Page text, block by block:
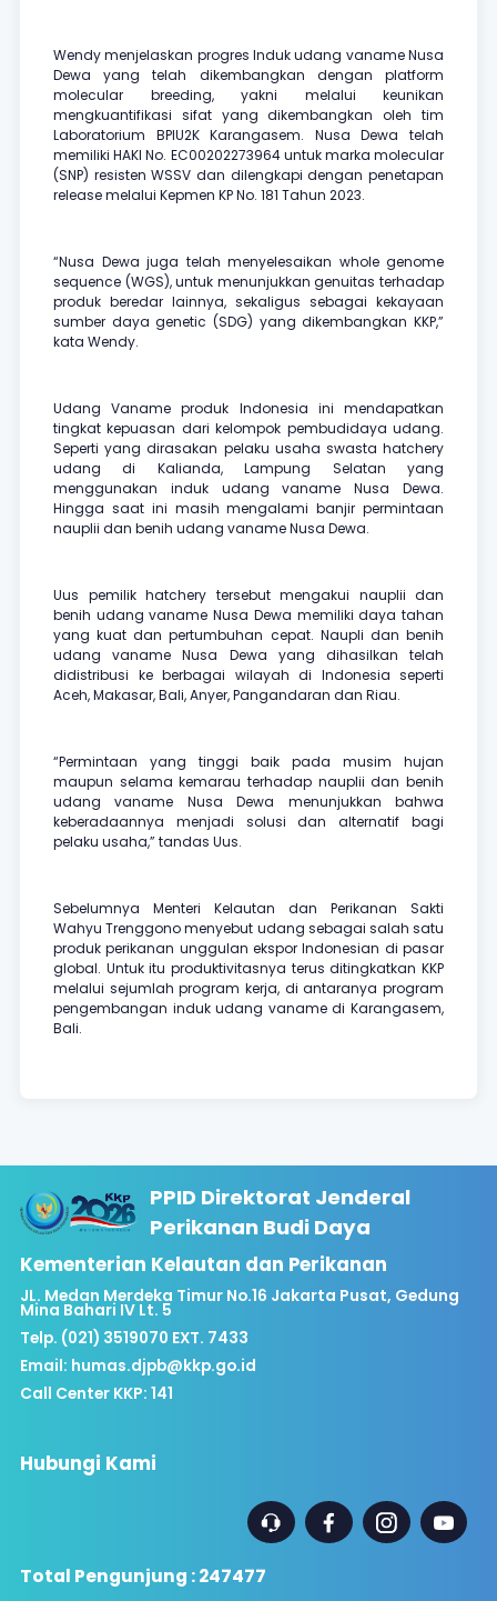
Wendy menjelaskan progres Induk udang vaname Nusa
Dewa yang telah dikembangkan dengan platform
molecular breeding, yakni melalui keunikan
mengkuantifikasi sifat yang dikembangkan oleh tim
Laboratorium BPIU2K Karangasem. Nusa Dewa telah
memiliki HAKI No. EC00202273964 untuk marka molecular
(SNP) resisten WSSV dan dilengkapi dengan penetapan
release melalui Kepmen KP No. 181 Tahun 2023.
“Nusa Dewa juga telah menyelesaikan whole genome
sequence (WGS), untuk menunjukkan genuitas terhadap
produk beredar lainnya, sekaligus sebagai kekayaan
sumber daya genetic (SDG) yang dikembangkan KKP,”
kata Wendy.
Udang Vaname produk Indonesia ini mendapatkan
tingkat kepuasan dari kelompok pembudidaya udang.
Seperti yang dirasakan pelaku usaha swasta hatchery
udang di Kalianda, Lampung Selatan yang
menggunakan induk udang vaname Nusa Dewa.
Hingga saat ini masih mengalami banjir permintaan
nauplii dan benih udang vaname Nusa Dewa.
Uus pemilik hatchery tersebut mengakui nauplii dan
benih udang vaname Nusa Dewa memiliki daya tahan
yang kuat dan pertumbuhan cepat. Naupli dan benih
udang vaname Nusa Dewa yang dihasilkan telah
didistribusi ke berbagai wilayah di Indonesia seperti
Aceh, Makasar, Bali, Anyer, Pangandaran dan Riau.
“Permintaan yang tinggi baik pada musim hujan
maupun selama kemarau terhadap nauplii dan benih
udang vaname Nusa Dewa menunjukkan bahwa
keberadaannya menjadi solusi dan alternatif bagi
pelaku usaha,” tandas Uus.
Sebelumnya Menteri Kelautan dan Perikanan Sakti
Wahyu Trenggono menyebut udang sebagai salah satu
produk perikanan unggulan ekspor Indonesian di pasar
global. Untuk itu produktivitasnya terus ditingkatkan KKP
melalui sejumlah program kerja, di antaranya program
pengembangan induk udang vaname di Karangasem,
Bali.
PPID Direktorat Jenderal
Perikanan Budi Daya
Kementerian Kelautan dan Perikanan
JL. Medan Merdeka Timur No.16 Jakarta Pusat, Gedung
Mina Bahari IV Lt. 5
Telp. (021) 3519070 EXT. 7433
Email: humas.djpb@kkp.go.id
Call Center KKP: 141
Hubungi Kami
Total Pengunjung : 247477